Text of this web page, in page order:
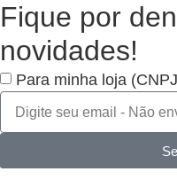
Fique por
novidades!
Para minha loja